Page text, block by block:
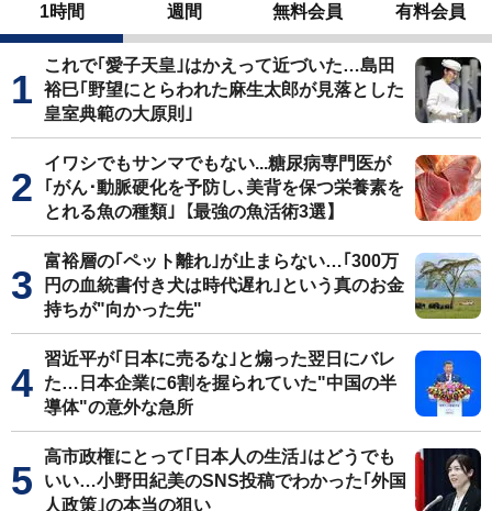
1時間 週間 無料会員 有料会員
これで｢愛子天皇｣はかえって近づいた…島田
裕巳｢野望にとらわれた麻生太郎が見落とした
皇室典範の大原則｣
イワシでもサンマでもない...糖尿病専門医が
｢がん･動脈硬化を予防し､美背を保つ栄養素を
とれる魚の種類｣【最強の魚活術3選】
富裕層の｢ペット離れ｣が止まらない…｢300万
円の血統書付き犬は時代遅れ｣という真のお金
持ちが"向かった先"
習近平が｢日本に売るな｣と煽った翌日にバレ
た…日本企業に6割を握られていた"中国の半
導体"の意外な急所
高市政権にとって｢日本人の生活｣はどうでも
いい…小野田紀美のSNS投稿でわかった｢外国
人政策｣の本当の狙い